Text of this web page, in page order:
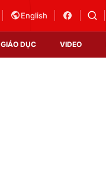
English
GIÁO DỤC VIDEO